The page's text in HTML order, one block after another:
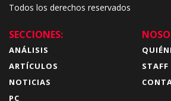
Todos los derechos reservados
SECCIONES:
ANÁLISIS
ARTÍCULOS
NOTICIAS
PC
STAFF